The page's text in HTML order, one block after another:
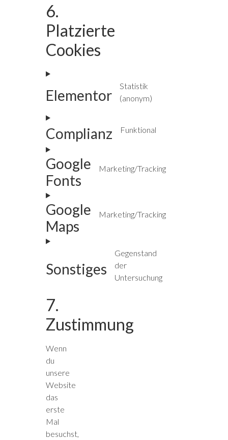
6.
Platzierte
Cookies
Elementor
Statistik
(anonym)
Complianz Funktional
Google
Fonts
Marketing/Tracking
Google
Maps
Marketing/Tracking
Sonstiges
Gegenstand
der
Untersuchung
7.
Zustimmung
Wenn
du
unsere
Website
das
erste
Mal
besuchst,